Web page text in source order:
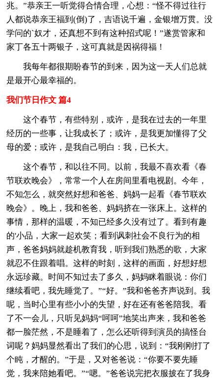
兆。”恭亲王一听觉得合情合理，心想：“怪不得过往行
人都说恭亲王福到(倒)了，吉语说千遍，金银增万贯。没
学问的`奴才，还真想不到有这种招式呢！”遂赏管家和
家丁各五十两银子，这可真就是因祸得福！
我每年都很期盼春节的到来，因为这一天人们总就
是最开心最幸福的。
我们节日作文 篇4
这个春节，有些特别，或许，是我在过去的一年里
经历的一些事，让我成长了；或许，是我更加懂得了父
母的爱；或许，是我自己明白：我，已长大。
这个春节，和以往不同。以前，我最不喜欢看《春
节联欢晚会》，常常一个人在房间里看电视剧。今年，
不知怎么，就突然好想和爸爸、妈妈一起看《春节联欢
晚会》。晚上，我和爸爸、妈妈挤在一张床上。这样的
事情，那样的温暖，不知已经多久没有过了。看到有趣
的'小品，大家一起欢笑；看到讽刺社会不良行为的相
声，爸爸妈妈就趁机教育我，听到我们熟悉的歌，大家
就忍不住跟着唱。这样的时刻，这样的画面，好想好想
永远珍藏。时间不知过去了多久，妈妈眯着眼说：你们
继续看吧，我先睡觉了。”“好。”我和爸爸齐声说到。我
呢，当时心里有些小小的失望，好在还有爸爸陪我。看
了不一会儿，只听见妈妈“呵呵”地笑出声来，我和爸爸
都一脸茫然，不是睡着了，怎么还听得到演员的搞怪台
词呢？妈妈显然看出了我们的心思，说到：“我刚刚打了
个盹，才醒的。”于是，又对爸爸说：“你要不要先睡
觉，我来陪她看吧。”“嗯。”爸爸说完把衣服披在了我身